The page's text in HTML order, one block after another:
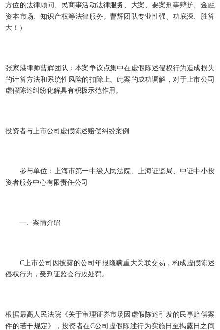
方位的法律顾问、民商事活动法律服务、大案、要案刑事辩护、金融
资本市场、知识产权等法律服务。曹辉团队专业性强、功底深、胜算
大！）
张家港律师曹辉团队：本案争议点集中在虚假陈述侵权行为造成损失
的计算方法和系统性风险的扣除上。此案的成功调解，对于上市公司
虚假陈述纠纷化解具有积极示范作用。
投资者与上市公司虚假陈述赔偿纠纷案例
参与单位：上海市第一中级人民法院、上海证监局、中证中小投
资者服务中心有限责任公司
一、案情介绍
C上市公司因披露的公司年报隐瞒重大关联交易，构成虚假陈述
侵权行为，受到证监会行政处罚。
根据最高人民法院《关于审理证券市场因虚假陈述引发的民事赔偿案
件的若干规定》，投资者在C公司虚假陈述行为实施日至揭露日之间